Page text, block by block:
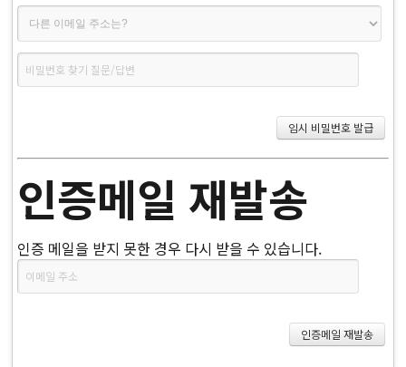
인증메일 재발송
인증 메일을 받지 못한 경우 다시 받을 수 있습니다.